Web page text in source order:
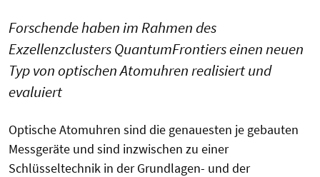
Forschende haben im Rahmen des
Exzellenzclusters QuantumFrontiers einen neuen
Typ von optischen Atomuhren realisiert und
evaluiert
Optische Atomuhren sind die genauesten je gebauten
Messgeräte und sind inzwischen zu einer
Schlüsseltechnik in der Grundlagen- und der